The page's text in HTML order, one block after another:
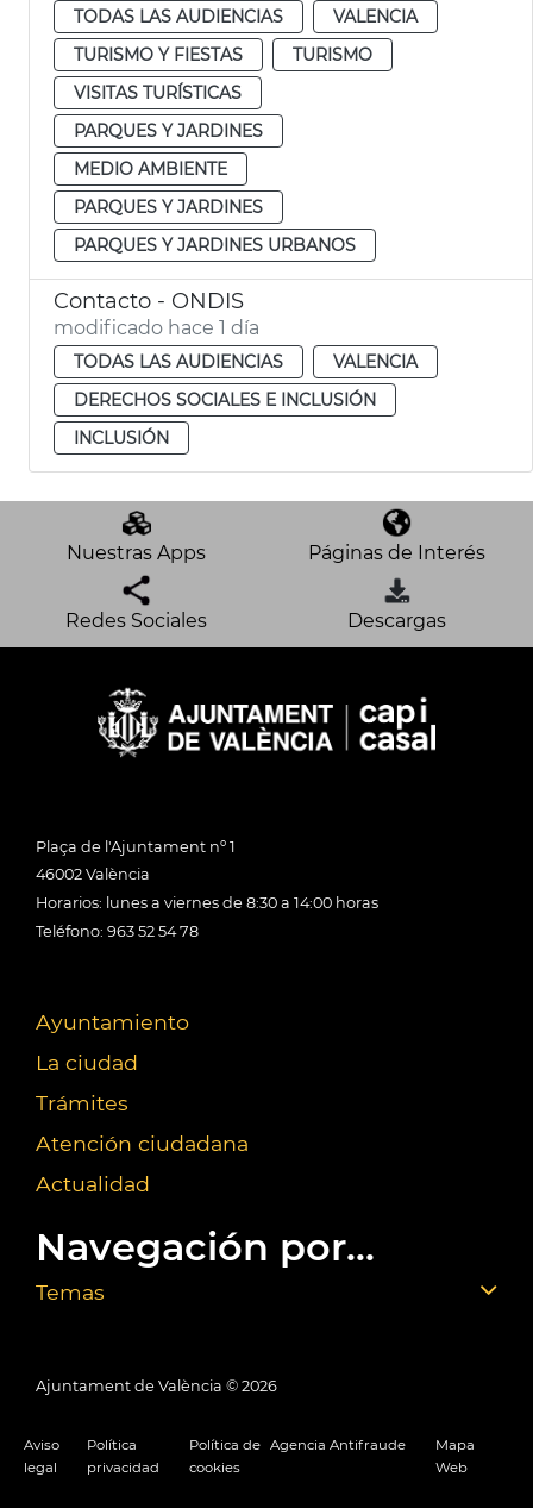
TODAS LAS AUDIENCIAS
VALENCIA
TURISMO Y FIESTAS
TURISMO
VISITAS TURÍSTICAS
PARQUES Y JARDINES
MEDIO AMBIENTE
PARQUES Y JARDINES
PARQUES Y JARDINES URBANOS
Contacto - ONDIS
modificado hace 1 día
TODAS LAS AUDIENCIAS
VALENCIA
DERECHOS SOCIALES E INCLUSIÓN
INCLUSIÓN
Nuestras Apps Páginas de Interés
Redes Sociales Descargas
Plaça de l'Ajuntament nº 1
46002 València
Horarios: lunes a viernes de 8:30 a 14:00 horas
Teléfono: 963 52 54 78
Ayuntamiento
La ciudad
Trámites
Atención ciudadana
Actualidad
Navegación por...
Temas
Ajuntament de València © 2026
Aviso
legal
Política
privacidad
Política de
cookies
Agencia Antifraude
Mapa
Web